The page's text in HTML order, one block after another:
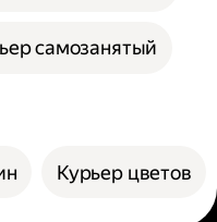
самозанятый
Курьер цветов